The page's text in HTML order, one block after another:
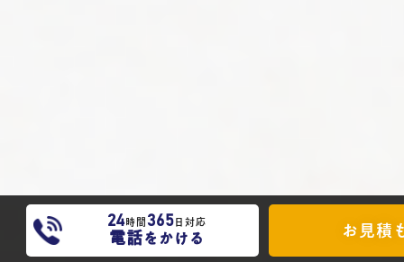
24時間 365 日対応
電話をかける お見積